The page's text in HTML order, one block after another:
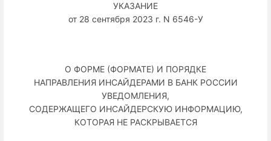
УКАЗАНИЕ
от 28 сентября 2023 г. N 6546-У
О ФОРМЕ (ФОРМАТЕ) И ПОРЯДКЕ
НАПРАВЛЕНИЯ ИНСАЙДЕРАМИ В БАНК РОССИИ
УВЕДОМЛЕНИЯ,
СОДЕРЖАЩЕГО ИНСАЙДЕРСКУЮ ИНФОРМАЦИЮ,
КОТОРАЯ НЕ РАСКРЫВАЕТСЯ